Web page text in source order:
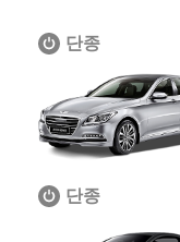
단종
단종